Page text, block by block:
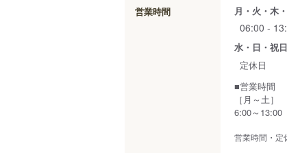
営業時間 月・火・木
06:00 -
水・日・祝日
定休日
■営業時間
［月～土］
6:00～13:00
営業時間・定